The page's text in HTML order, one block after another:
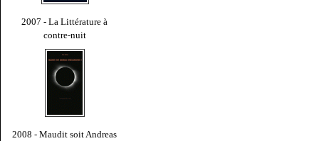
2007 - La Littérature à
contre-nuit
2008 - Maudit soit Andreas